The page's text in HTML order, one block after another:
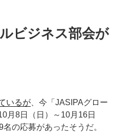
ビジネス部会が
いるが 、今「JASIPAグロー
月8日（日）～10月16日
の応募があったそうだ。